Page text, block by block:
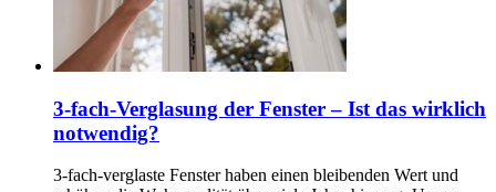
3-fach-Verglasung der Fenster – Ist das wirklich
notwendig?
3-fach-verglaste Fenster haben einen bleibenden Wert und